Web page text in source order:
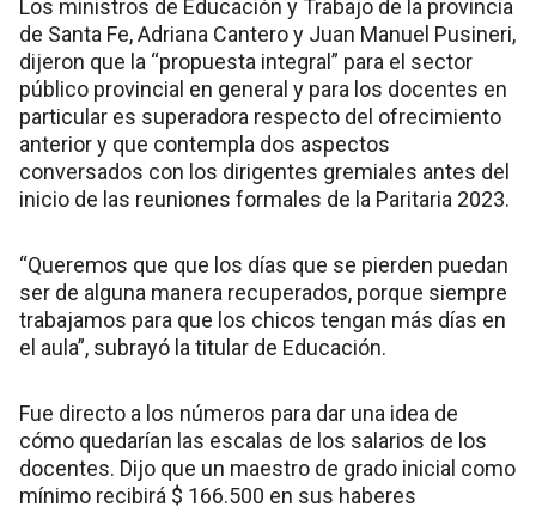
Los ministros de Educación y Trabajo de la provincia
de Santa Fe, Adriana Cantero y Juan Manuel Pusineri,
dijeron que la “propuesta integral” para el sector
público provincial en general y para los docentes en
particular es superadora respecto del ofrecimiento
anterior y que contempla dos aspectos
conversados con los dirigentes gremiales antes del
inicio de las reuniones formales de la Paritaria 2023.
“Queremos que que los días que se pierden puedan
ser de alguna manera recuperados, porque siempre
trabajamos para que los chicos tengan más días en
el aula”, subrayó la titular de Educación.
Fue directo a los números para dar una idea de
cómo quedarían las escalas de los salarios de los
docentes. Dijo que un maestro de grado inicial como
mínimo recibirá $ 166.500 en sus haberes